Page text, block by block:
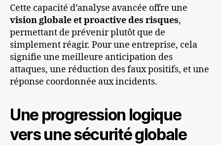
Cette capacité d’analyse avancée offre une
vision globale et proactive des risques,
permettant de prévenir plutôt que de
simplement réagir. Pour une entreprise, cela
signifie une meilleure anticipation des
attaques, une réduction des faux positifs, et une
réponse coordonnée aux incidents.
Une progression logique
vers une sécurité globale